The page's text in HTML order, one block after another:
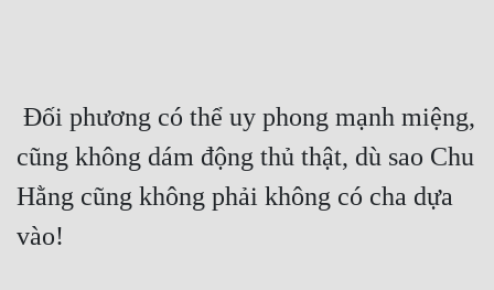
cũng không dám động thủ thật, dù sao Chu
Hằng cũng không phải không có cha dựa
vào!